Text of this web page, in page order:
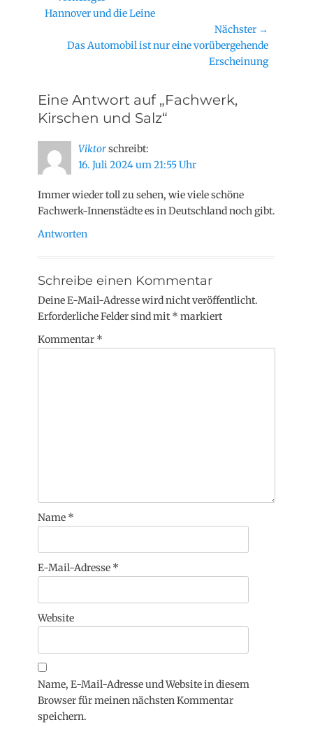
Vorheriger
Hannover und die Leine
Nächster →
NächsterDas Automobil ist nur eine vorübergehende
Erscheinung
Eine Antwort auf „Fachwerk,
Kirschen und Salz“
Viktorschreibt:
16. Juli 2024 um 21:55 Uhr
Immer wieder toll zu sehen, wie viele schöne
Fachwerk-Innenstädte es in Deutschland noch gibt.
Antworten
Schreibe einen Kommentar
Deine E-Mail-Adresse wird nicht veröffentlicht.
Erforderliche Felder sind mit * markiert
Kommentar *
Name *
E-Mail-Adresse *
Website
Name, E-Mail-Adresse und Website in diesem
Browser für meinen nächsten Kommentar
speichern.